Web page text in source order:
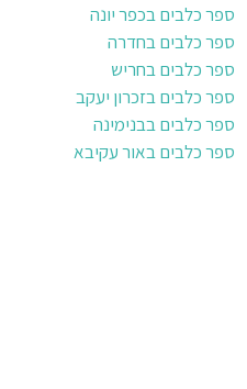
ספר כלבים בכפר יונה
ספר כלבים בחדרה
ספר כלבים בחריש
ספר כלבים בזכרון יעקב
ספר כלבים בבנימינה
ספר כלבים באור עקיבא